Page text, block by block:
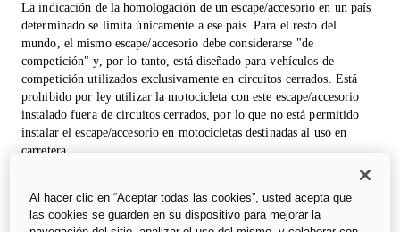
La indicación de la homologación de un escape/accesorio en un país
determinado se limita únicamente a ese país. Para el resto del
mundo, el mismo escape/accesorio debe considerarse "de
competición" y, por lo tanto, está diseñado para vehículos de
competición utilizados exclusivamente en circuitos cerrados. Está
prohibido por ley utilizar la motocicleta con este escape/accesorio
instalado fuera de circuitos cerrados, por lo que no está permitido
instalar el escape/accesorio en motocicletas destinadas al uso en
carretera.
Las fotos de la sección accesorios pueden referirse a prototipos que
podrían sufrir modificaciones, incluso significativas, durante la
Al hacer clic en “Aceptar todas las cookies”, usted acepta que
las cookies se guarden en su dispositivo para mejorar la